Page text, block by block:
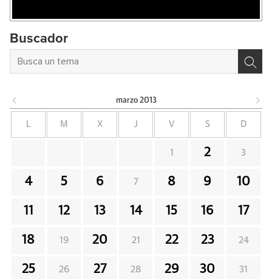
Buscador
marzo 2013
M X J V S D
1 2 3
4 5 6 7 8 9 10
11 12 13 14 15 16 17
18 19 20 21 22 23 24
25 26 27 28 29 30 31